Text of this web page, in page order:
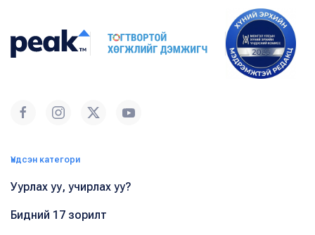
Үндсэн категори
Уурлах уу, учирлах уу?
Бидний 17 зорилт